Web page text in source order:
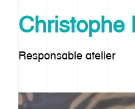
Christophe
Responsable atelier